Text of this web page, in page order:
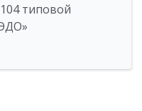
типовой